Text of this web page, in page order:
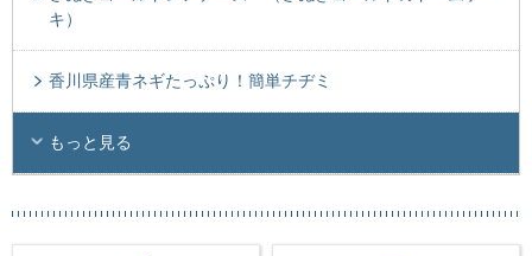
キ）
香川県産青ネギたっぷり！簡単チヂミ
もっと見る